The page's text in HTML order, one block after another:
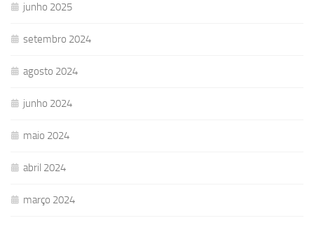
junho 2025
setembro 2024
agosto 2024
junho 2024
maio 2024
abril 2024
março 2024